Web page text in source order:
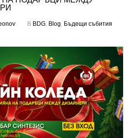
В BDG, Blog, Бъдещи събития